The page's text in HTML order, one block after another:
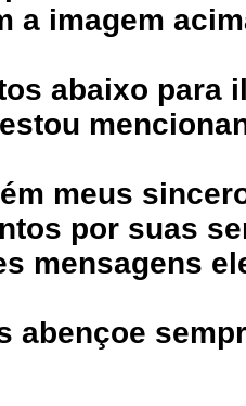
a imagem
abaixo para
meus
por suas
mensagens